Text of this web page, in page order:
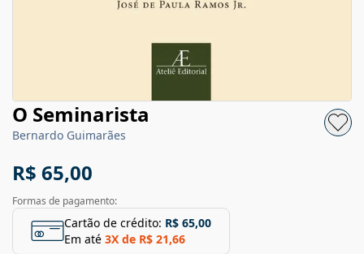
O Seminarista
Bernardo Guimarães
R$ 65,00
Formas de pagamento:
Cartão de crédito: R$ 65,00
Em até 3X de R$ 21,66